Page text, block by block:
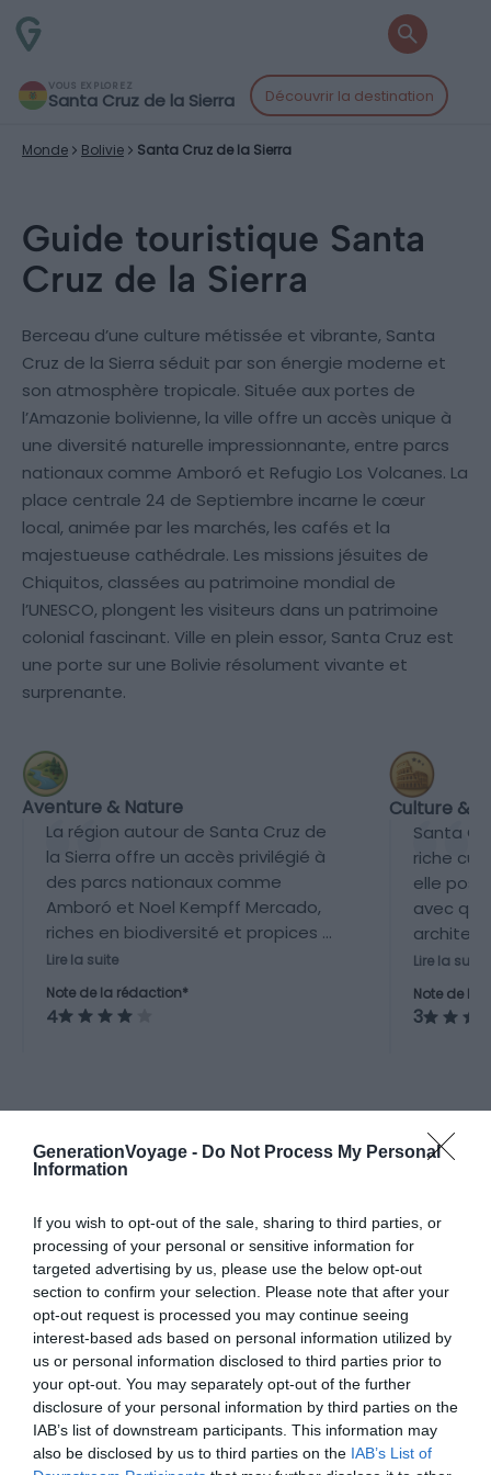
GenerationVoyage - Do Not Process My Personal
Information
If you wish to opt-out of the sale, sharing to third parties, or
processing of your personal or sensitive information for
targeted advertising by us, please use the below opt-out
section to confirm your selection. Please note that after your
opt-out request is processed you may continue seeing
interest-based ads based on personal information utilized by
us or personal information disclosed to third parties prior to
your opt-out. You may separately opt-out of the further
disclosure of your personal information by third parties on the
IAB’s list of downstream participants. This information may
also be disclosed by us to third parties on the IAB’s List of
VOUS EXPLOREZ
Santa Cruz de la Sierra Découvrir la destination
Monde Bolivie Santa Cruz de la Sierra
Guide touristique Santa
Cruz de la Sierra
Berceau d’une culture métissée et vibrante, Santa
Cruz de la Sierra séduit par son énergie moderne et
son atmosphère tropicale. Située aux portes de
l’Amazonie bolivienne, la ville offre un accès unique à
une diversité naturelle impressionnante, entre parcs
nationaux comme Amboró et Refugio Los Volcanes. La
place centrale 24 de Septiembre incarne le cœur
local, animée par les marchés, les cafés et la
majestueuse cathédrale. Les missions jésuites de
Chiquitos, classées au patrimoine mondial de
l’UNESCO, plongent les visiteurs dans un patrimoine
colonial fascinant. Ville en plein essor, Santa Cruz est
une porte sur une Bolivie résolument vivante et
surprenante.
Aventure & Nature
La région autour de Santa Cruz de
la Sierra offre un accès privilégié à
des parcs nationaux comme
Amboró et Noel Kempff Mercado,
riches en biodiversité et propices à
l'aventure. L’environnement naturel
est facilement accessible depuis la
ville, avec une diversité de
Lire la suite
Note de la rédaction*
4
Culture &
Santa
riche
elle
avec
centre
Missions
Lire la suite
Note de la
3
A la une
Visiter Santa Cruz de la Sierra
: les 10 choses incontournab...
Pour aller plus loin
Hébergements
Conseils logement
Dans quel quartier loger à Santa Cruz de la Sierra ?
Le 25 avril 2025
Par Ophelie Moris